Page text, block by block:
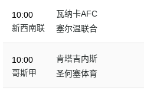
10:00
新西南联
瓦纳卡AFC
塞尔温联合
10:00
哥斯甲
肯塔吉内斯
圣何塞体育